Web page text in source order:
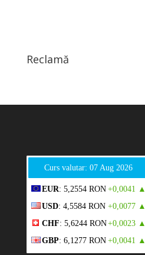
Reclamă
Curs valutar: 07 Aug 2026
EUR: 5,2554 RON +0,0041 ▲
USD: 4,5584 RON +0,0077 ▲
CHF: 5,6244 RON+0,0023 ▲
GBP: 6,1277 RON +0,0041 ▲